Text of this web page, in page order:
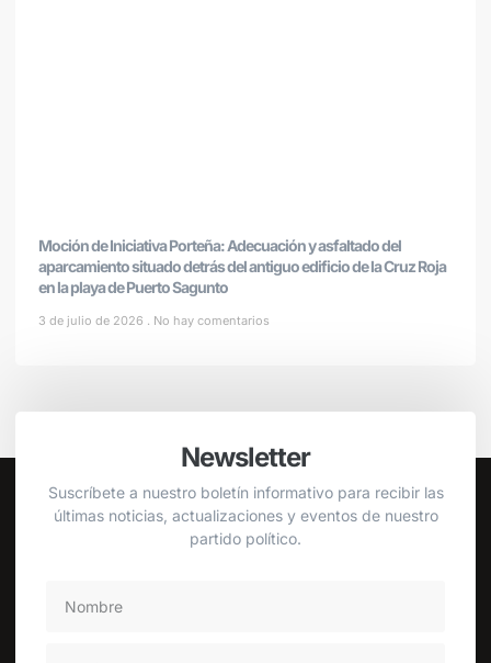
Moción de Iniciativa Porteña: Adecuación y asfaltado del
aparcamiento situado detrás del antiguo edificio de la Cruz Roja
en la playa de Puerto Sagunto
3 de julio de 2026 No hay comentarios
Newsletter
Suscríbete a nuestro boletín informativo para recibir las
últimas noticias, actualizaciones y eventos de nuestro
partido político.